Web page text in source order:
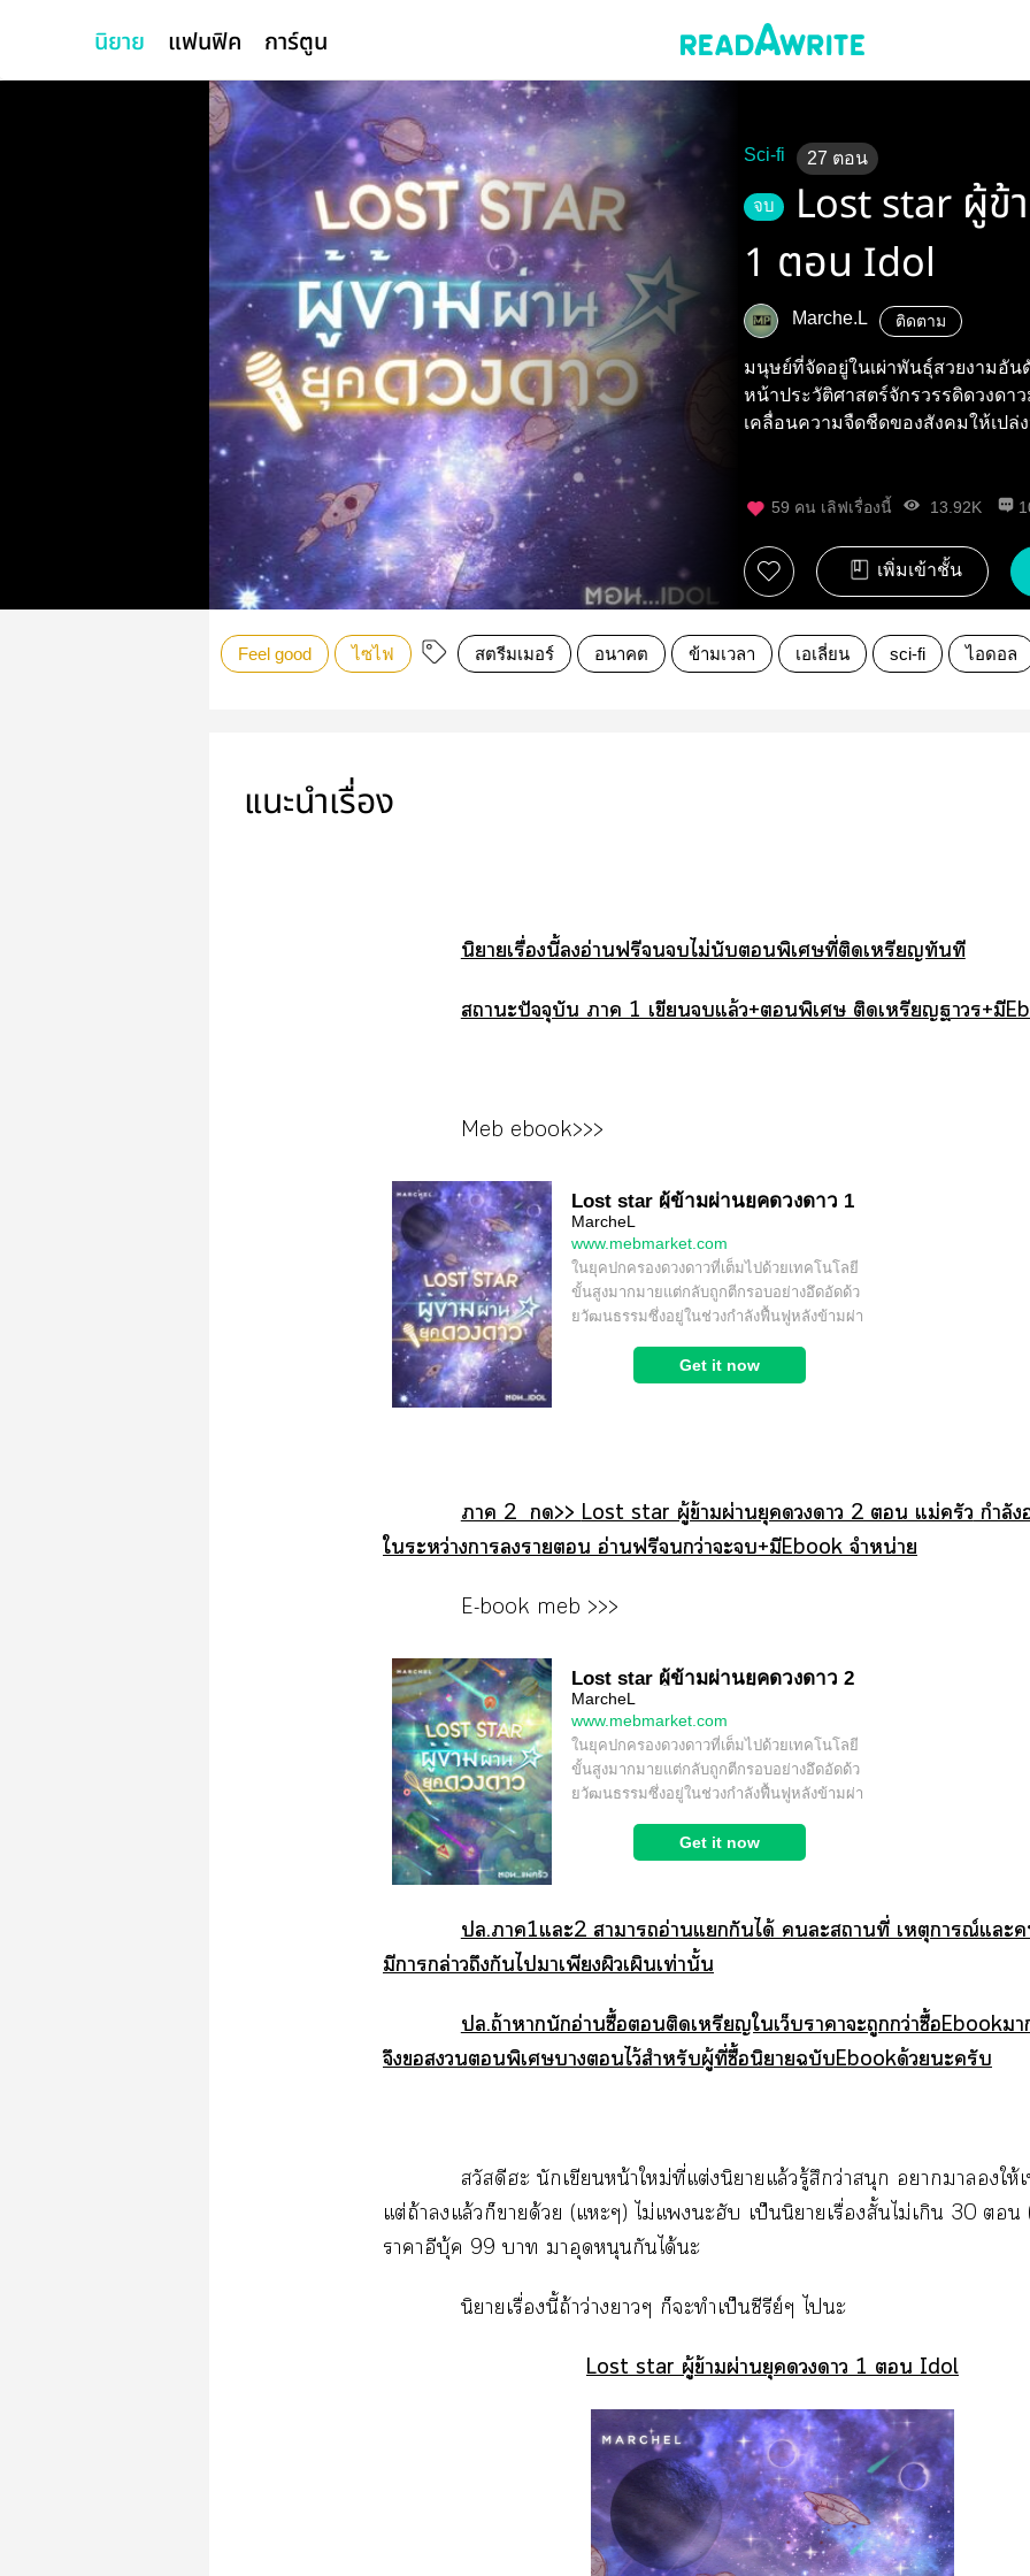
นิยาย แฟนฟิค การ์ตูน
Sci-fi 27 ตอน
จบ
Lost star ผู้ข้
1 ตอน Idol
Marche.L ติดตาม
มนุษย์ที่จัดอยู่ในเผ่าพันธุ์สวยงามอั
หน้าประวัติศาสตร์จักรวรรดิดวงด
เคลื่อนความจืดชืดของสังคมให้เปล่
59 คน เลิฟเรื่องนี้ 13.92K
เพิ่มเข้าชั้น
Feel good ไซไฟ สตรีมเมอร์ อนาคต ข้ามเวลา เอเลี่ยน sci-fi ไอดอล
แนะนำเรื่อง
นิยายเรื่องนี้อ่านฟรีไม่นับพิเศษที่ติดเหรียญทันที
าะปัจจุบัน า 1 เขียนแล้ว+พิเศษ ติดเหรียญฐาวร+มี
Meb ebook>>>
า 2 >>Lost star ผู้ข้ามผ่านยุคา 2  แม่ครัวกำลัง
ใระหว่างาา อ่านฟรีกว่าะ+มีEbook จำหน่าย
E-book meb >>>
ปล.า1แะ2 าาอ่านแกันได้ ะสถานที่ เหตุการณ์แะ
มีาล่าวถึงกันไาเพียงผิวเผินเท่านั้น
ปล.ถ้าานักอ่านซื้อติดเหรียญใเว็บาาะถูกกว่าซื้อEbook
จึงพิเศษาไว้สำหรับผู้ที่ซื้อนิยายฉบับEbookด้วยะครับ
สวัสดีะ นักเขียนหน้าใหม่ที่แต่งนิยายแล้วรู้สึกว่าสนุก าาใ
แต่ถ้าแล้วก็าด้วย (แะๆ) ไม่แะฮับ เป็นนิยายเรื่องสั้นไม่เกิน 30
าาอีบุ้ค 99 า าอุดหนุนกันได้ะ
นิยายเรื่องนี้ถ้าว่างาๆ ก็ะทำเป็นซีรีย์ๆ ไะ
Lost star ผู้ข้ามผ่านยุคา 1  Idol